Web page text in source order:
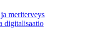
meriterveys
digitalisaatio